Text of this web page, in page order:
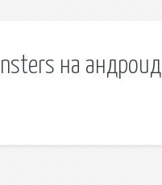
на андроид